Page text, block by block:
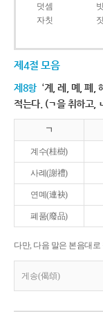
덧셈
자칫
제4절 모음
제8항 ‘계, 례, 몌, 폐,
적는다. (ㄱ을 취하고,
ㄱ
계수(桂樹)
사례(謝禮)
연몌(連袂)
폐품(廢品)
다만, 다음 말은 본음대로
게송(偈頌)